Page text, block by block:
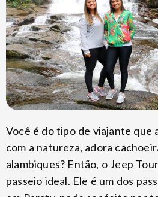
Você é do tipo de viajante que
com a natureza, adora
alambiques? Então, o Jeep
passeio ideal. Ele é um dos